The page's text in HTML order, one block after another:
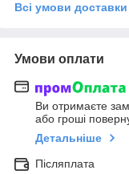
Всі умови доставки
Умови оплати
Ви отримаєте
або гроші
Детальніше
Післяплата